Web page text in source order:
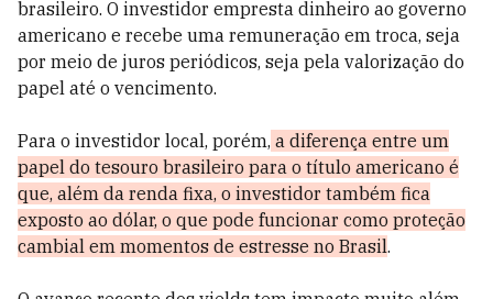
brasileiro. O investidor empresta dinheiro ao governo
americano e recebe uma remuneração em troca, seja
por meio de juros periódicos, seja pela valorização do
papel até o vencimento.
Para o investidor local, porém, a diferença entre um
papel do tesouro brasileiro para o título americano é
que, além da renda fixa, o investidor também fica
exposto ao dólar, o que pode funcionar como proteção
cambial em momentos de estresse no Brasil.